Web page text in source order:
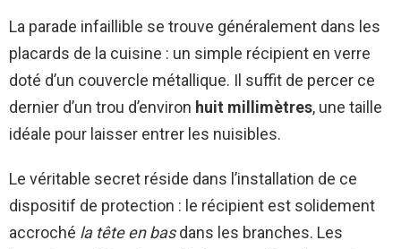
La parade infaillible se trouve généralement dans les
placards de la cuisine : un simple récipient en verre
doté d’un couvercle métallique. Il suffit de percer ce
dernier d’un trou d’environ huit millimètres, une taille
idéale pour laisser entrer les nuisibles.
Le véritable secret réside dans l’installation de ce
dispositif de protection : le récipient est solidement
accroché la tête en basdans les branches. Les